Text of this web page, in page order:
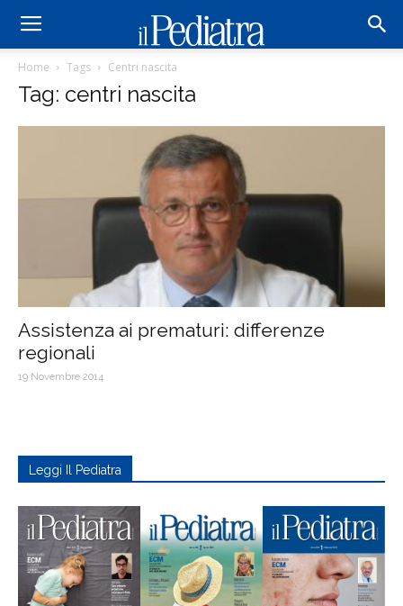
Home Tags Centri nascita
Tag: centri nascita
Assistenza ai prematuri: differenze
regionali
19 Novembre 2014
Leggi Il Pediatra